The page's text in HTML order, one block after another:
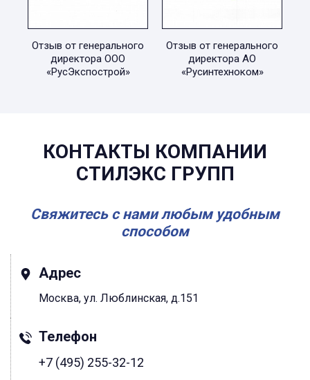
Отзыв от генерального
директора ООО
«РусЭкспострой»
Отзыв от генерального
директора АО
«Русинтехноком»
КОНТАКТЫ КОМПАНИИ
СТИЛЭКС ГРУПП
Свяжитесь с нами любым удобным
способом
Адрес
Москва, ул. Люблинская, д.151
Телефон
+7 (495) 255-32-12